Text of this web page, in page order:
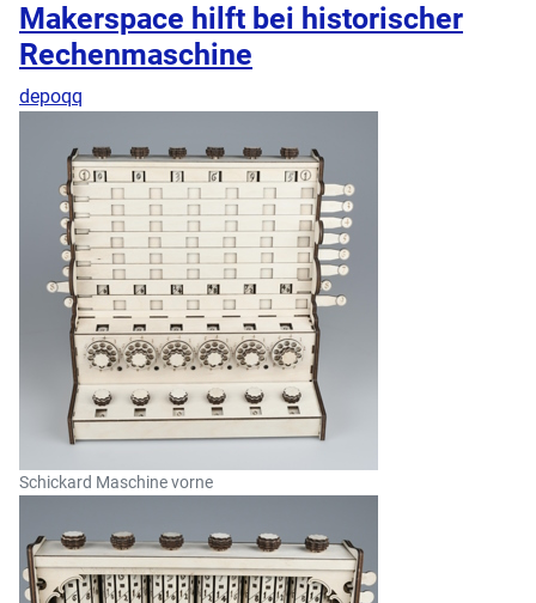
Makerspace hilft bei historischer
Rechenmaschine
depoqq
Schickard Maschine vorne